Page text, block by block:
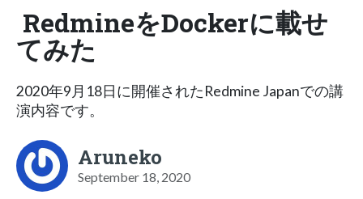
RedmineをDockerに載せ
てみた
2020年9月18日に開催されたRedmine Japanでの講
演内容です。
Aruneko
September 18, 2020